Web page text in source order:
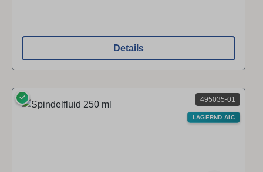
Details
495035-01
✓
LAGERND AIC